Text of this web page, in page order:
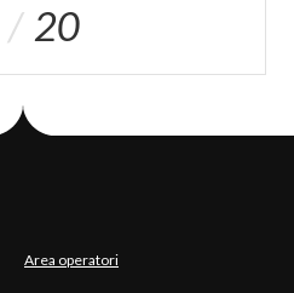
20
Area operatori